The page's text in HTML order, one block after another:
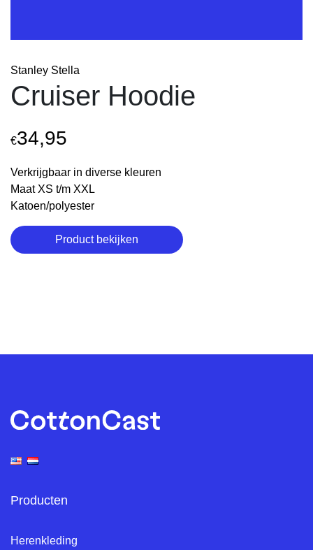
Stanley Stella
Cruiser Hoodie
€34,95
Verkrijgbaar in diverse kleuren
Maat XS t/m XXL
Katoen/polyester
Product bekijken
Producten
Herenkleding